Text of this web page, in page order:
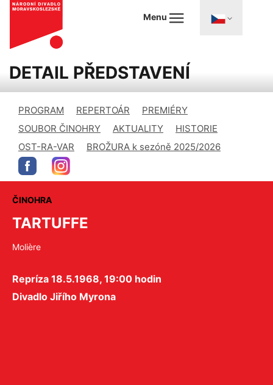
Menu
DETAIL PŘEDSTAVENÍ
PROGRAM REPERTOÁR
PREMIÉRY
SOUBOR ČINOHRY
AKTUALITY
HISTORIE
OST-RA-VAR
BROŽURA k sezóně 2025/2026
ČINOHRA
TARTUFFE
Molière
Repríza 18.5.1968, 19:00 hodin
Divadlo Jiřího Myrona